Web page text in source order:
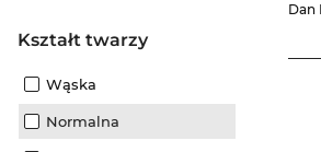
Kształt twarzy
Wąska
Normalna
Dan